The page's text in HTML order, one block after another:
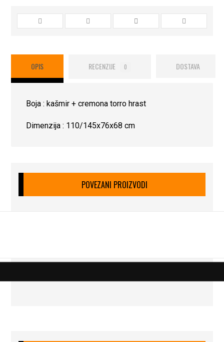
OPIS RECENZIJE 0 DOSTAVA
Boja : kašmir + cremona torro hrast
Dimenzija : 110/145x76x68 cm
POVEZANI PROIZVODI